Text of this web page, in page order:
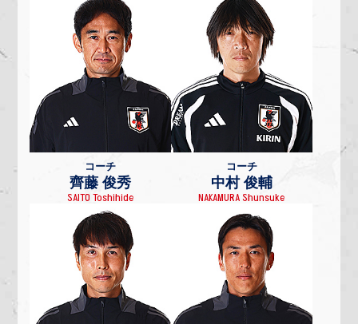
コーチ
齊藤 俊秀
SAITO Toshihide
コーチ
中村 俊輔
NAKAMURA Shunsuke